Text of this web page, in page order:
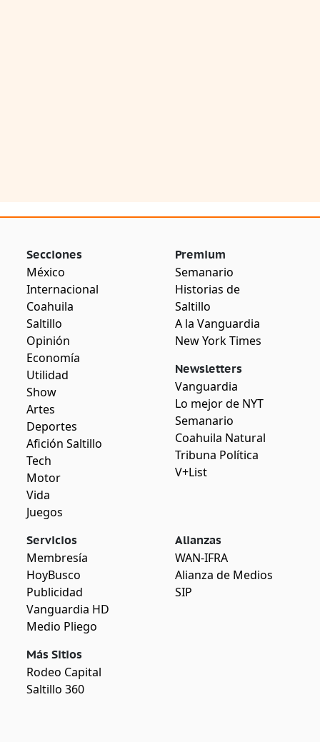
Secciones
México
Internacional
Coahuila
Saltillo
Opinión
Economía
Utilidad
Show
Artes
Deportes
Afición Saltillo
Tech
Motor
Vida
Juegos
Premium
Semanario
Historias de
Saltillo
A la Vanguardia
New York Times
Newsletters
Vanguardia
Lo mejor de NYT
Semanario
Coahuila Natural
Tribuna Política
V+List
Servicios
Membresía
HoyBusco
Publicidad
Vanguardia HD
Medio Pliego
Más Sitios
Rodeo Capital
Saltillo 360
Alianzas
WAN-IFRA
Alianza de Medios
SIP